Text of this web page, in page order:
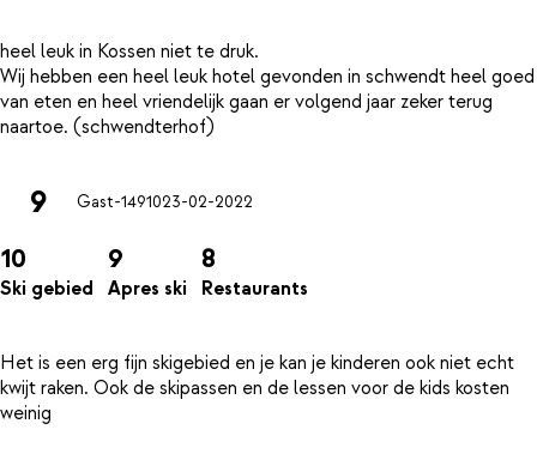
heel leuk in Kossen niet te druk.
Wij hebben een heel leuk hotel gevonden in schwendt heel goed
van eten en heel vriendelijk gaan er volgend jaar zeker terug
9 Gast-1491023-02-2022
10
Ski gebied
9
Apres ski
8
Restaurants
Het is een erg fijn skigebied en je kan je kinderen ook niet echt
kwijt raken. Ook de skipassen en de lessen voor de kids kosten